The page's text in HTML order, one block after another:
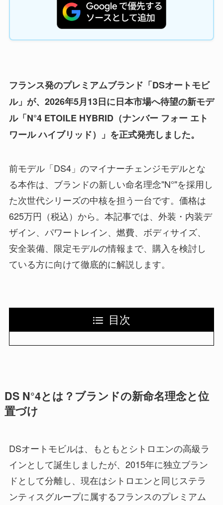
フランス発のプレミアムブランド「DSオートモビ
ル」が、2026年5月13日に日本市場へ待望の新モデ
ル「N°4 ETOILE HYBRID（ナンバー フォー エト
ワール ハイブリッド）」を正式発売しました。
前モデル「DS4」のマイナーチェンジモデルとな
る本作は、ブランドの新しい命名理念"N°"を採用し
た次世代シリーズの中核を担う一台です。価格は
625万円（税込）から。本記事では、外装・内装デ
ザイン、パワートレイン、燃費、ボディサイズ、
安全装備、限定モデルの情報まで、購入を検討し
ている方に向けて徹底的に解説します。
目次
DS N°4とは？ブランドの新命名理念と位
置づけ
DSオートモビルは、もともとシトロエンの高級ラ
インとして誕生しましたが、2015年に独立ブラン
ドとして分離し、現在はシトロエンと同じステラ
ンティスグループに属するフランスのプレミアム